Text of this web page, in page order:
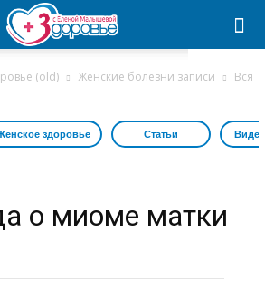
(old) Женские болезни записи
Вся
здоровье Статьи
о миоме матки